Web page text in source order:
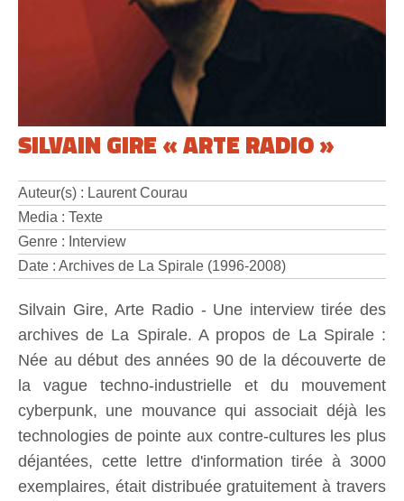
SILVAIN GIRE « ARTE RADIO »
Auteur(s) : Laurent Courau
Media : Texte
Genre : Interview
Date : Archives de La Spirale (1996-2008)
Silvain Gire, Arte Radio - Une interview tirée des
archives de La Spirale. A propos de La Spirale :
Née au début des années 90 de la découverte de
la vague techno-industrielle et du mouvement
cyberpunk, une mouvance qui associait déjà les
technologies de pointe aux contre-cultures les plus
déjantées, cette lettre d'information tirée à 3000
exemplaires, était distribuée gratuitement à travers